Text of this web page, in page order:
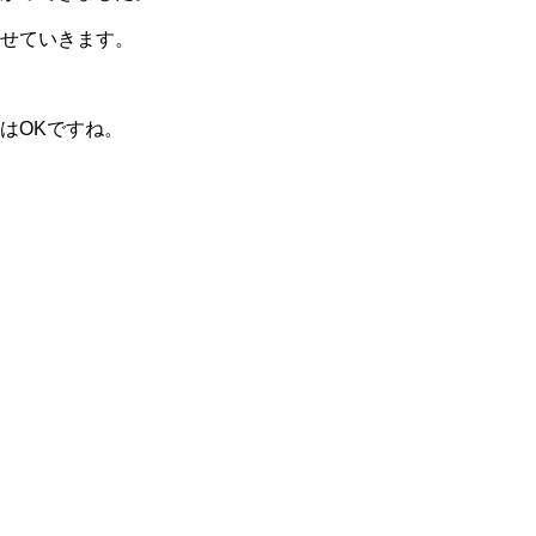
ていきます。
OKですね。